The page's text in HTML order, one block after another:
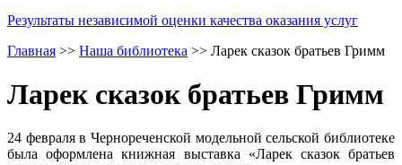
Результаты независимой оценки качества оказания услуг
Главная >> Наша библиотека >> Ларек сказок братьев Гримм
Ларек сказок братьев Гримм
24 февраля в Чернореченской модельной сельской библиотеке
была оформлена книжная выставка «Ларек сказок братьев